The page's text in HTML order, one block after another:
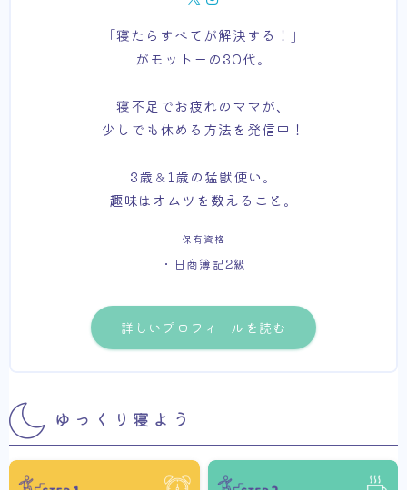
「寝たらすべてが解決する！」
がモットーの30代。
寝不足でお疲れのママが、
少しでも休める方法を発信中！
3歳＆1歳の猛獣使い。
趣味はオムツを数えること。
保有資格
・日商簿記2級
詳しいプロフィールを読む
ゆっくり寝よう